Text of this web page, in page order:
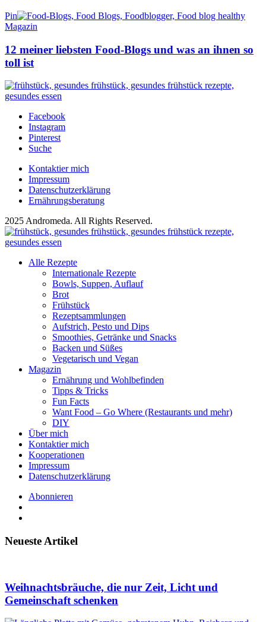
Pin
Magazin
12 meiner liebsten Food-Blogs und was an ihnen so
toll ist
Facebook
Instagram
Pinterest
Suche
Kontaktier mich
Impressum
Datenschutzerklärung
Ernährungsberatung
2025 Andromeda. All Rights Reserved.
Alle Rezepte
Internationale Rezepte
Bowls, Suppen, Auflauf
Brot
Frühstück
Rezeptsammlungen
Aufstrich, Pesto und Dips
Smoothies, Getränke und Snacks
Backen und Süßes
Vegetarisch und Vegan
Magazin
Ernährung und Wohlbefinden
Tipps & Tricks
Fun Facts
Want Food – Go Where (Restaurants und mehr)
DIY
Über mich
Kontaktier mich
Kooperationen
Impressum
Datenschutzerklärung
Abonnieren
Neueste Artikel
Weihnachtsbräuche, die nur Zeit, Licht und
Gemeinschaft schenken